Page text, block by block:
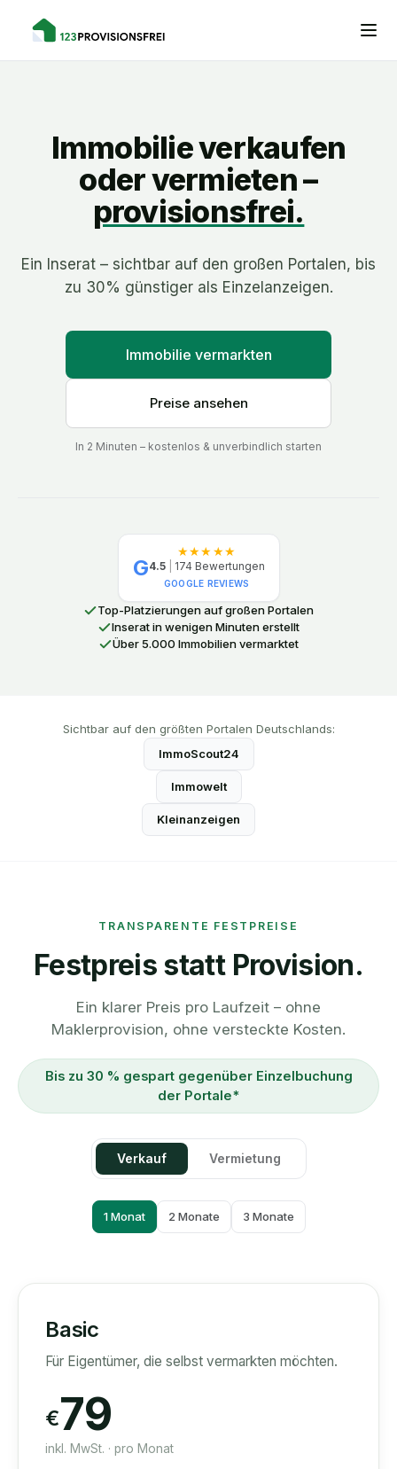
Immobilie verkaufen
oder vermieten –
provisionsfrei.
Ein Inserat – sichtbar auf den großen Portalen, bis
zu 30% günstiger als Einzelanzeigen.
Immobilie vermarkten
Preise ansehen
In 2 Minuten – kostenlos & unverbindlich starten
G
★★★★★
4.5 174 Bewertungen
GOOGLE REVIEWS
Top-Platzierungen auf großen Portalen
Inserat in wenigen Minuten erstellt
Über 5.000 Immobilien vermarktet
Sichtbar auf den größten Portalen Deutschlands:
ImmoScout24
Immowelt
Kleinanzeigen
TRANSPARENTE FESTPREISE
Festpreis statt Provision.
Ein klarer Preis pro Laufzeit – ohne
Maklerprovision, ohne versteckte Kosten.
Bis zu 30 % gespart gegenüber Einzelbuchung
der Portale*
Verkauf Vermietung
1 Monat 2 Monate 3 Monate
Basic
Für Eigentümer, die selbst vermarkten möchten.
€79
inkl. MwSt. · pro Monat